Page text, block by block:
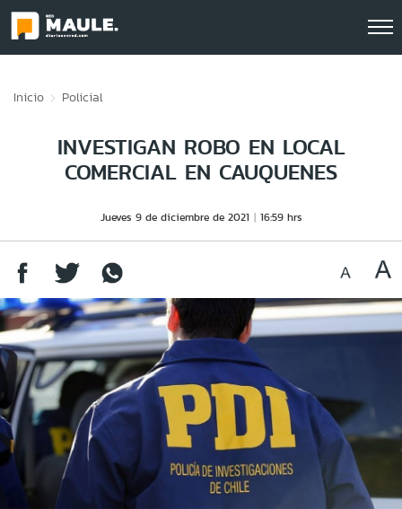
Inicio Policial
INVESTIGAN ROBO EN LOCAL
COMERCIAL EN CAUQUENES
Jueves 9 de diciembre de 2021 16:59 hrs